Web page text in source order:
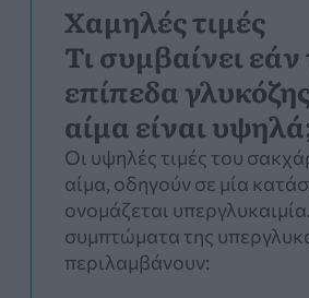
Χαμηλές τιμές
Τι συμβαίνει εάν
επίπεδα
αίμα είναι
Οι υψηλές τιμές του
αίμα, οδηγούν σε μία
ονομάζεται
συμπτώματα της
περιλαμβάνουν: